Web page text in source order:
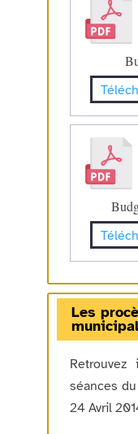
Les
séances
24 Avril